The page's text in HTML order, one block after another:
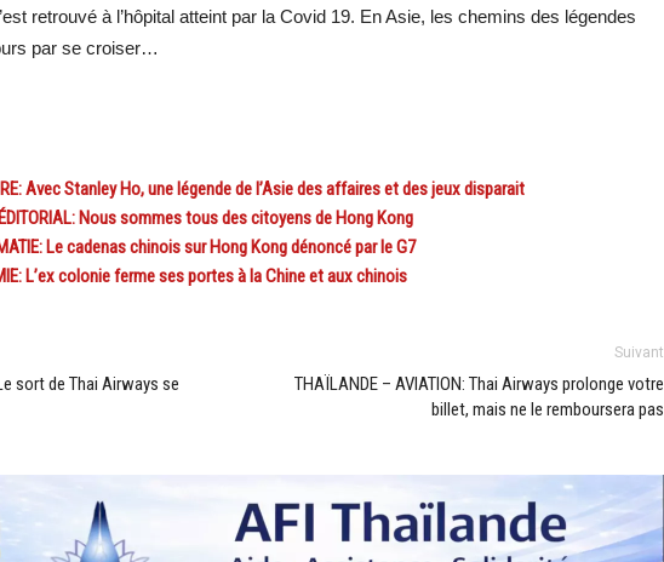
retrouvé à l’hôpital atteint par la Covid 19. En Asie, les chemins des légendes
par se croiser…
Avec Stanley Ho, une légende de l’Asie des affaires et des jeux disparait
Nous sommes tous des citoyens de Hong Kong
Le cadenas chinois sur Hong Kong dénoncé par le G7
L’ex colonie ferme ses portes à la Chine et aux chinois
sort de Thai Airways se
Suivant
THAÏLANDE – AVIATION: Thai Airways prolonge votre
billet, mais ne le remboursera pas